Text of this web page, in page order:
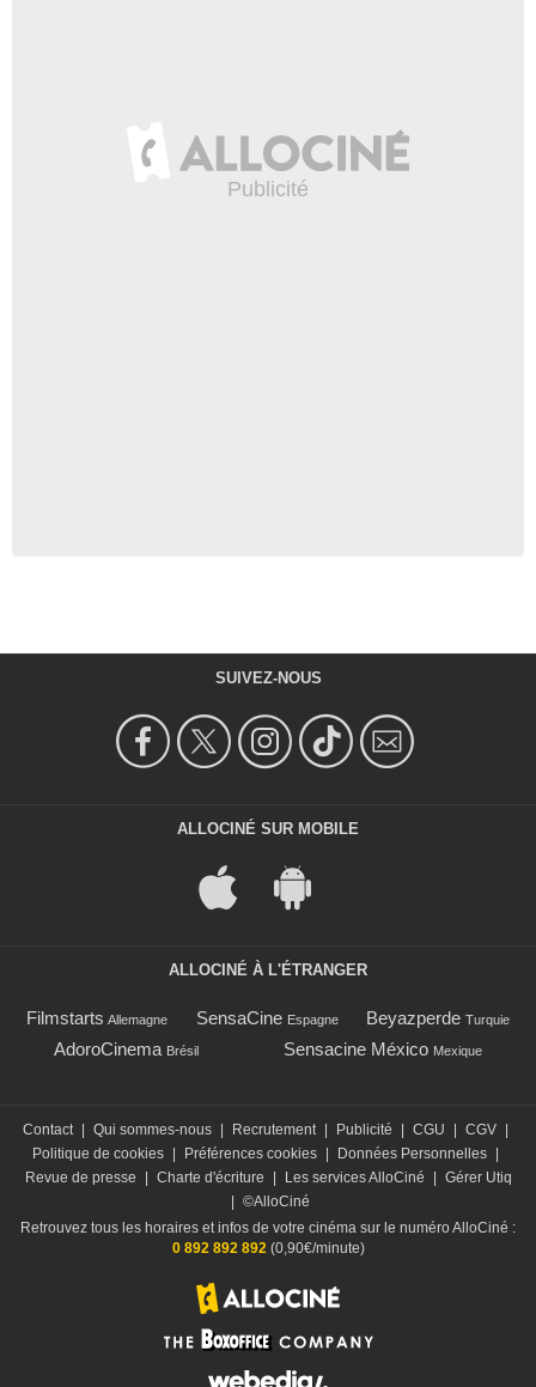
SUIVEZ-NOUS
ALLOCINÉ SUR MOBILE
ALLOCINÉ À L'ÉTRANGER
Filmstarts Allemagne SensaCine Espagne Beyazperde Turquie
AdoroCinema Brésil Sensacine México Mexique
Contact Qui sommes-nous Recrutement Publicité CGU CGV
Politique de cookies
Préférences cookies Données Personnelles
Revue de presse
Charte d'écriture Les services AlloCiné
Gérer Utiq
©AlloCiné
Retrouvez tous les horaires et infos de votre cinéma sur le numéro AlloCiné :
0 892 892 892(0,90€/minute)